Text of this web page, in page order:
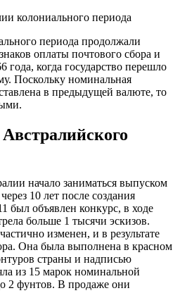
периода продолжали
оплаты почтового сбора и
года, когда государство перешло
Поскольку номинальная
в предыдущей валюте, то
начало заниматься выпуском
10 лет после создания
был объявлен конкурс, в ходе
больше 1 тысячи эскизов.
изменен, и в результате
Она была выполнена в красном
страны и надписью
из 15 марок номинальной
2 фунтов. В продаже они